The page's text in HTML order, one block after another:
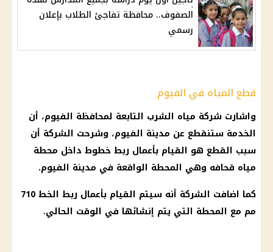
الصفوف.. محافظة تفاجئ الطلاب بإعلان
رسمي
قطع المياه في الفيوم
واشارت شركة مياه الشرب التابعة لمحافظة الفيوم، أن
الخدمة ستنقطع عن مدينة الفيوم، وشرحت الشركة أن
سبب القطع هو القيام بأعمال ربط خطوط داخل محطة
مياه قحافه وهي المحطة الواقعة في مدينة الفيوم.
كما اضافت الشركة أنه سيتم القيام بأعمال ربط الخط 710
مم مع المحطة التي يتم إنشائها في الوقت الحالي.